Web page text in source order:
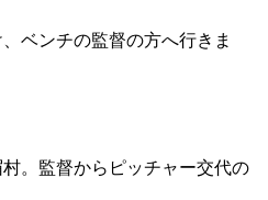
ベンチの監督の方へ行きま
。監督からピッチャー交代の